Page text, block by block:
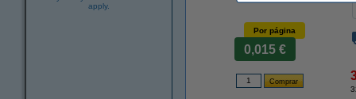
apply.
Por página
0,015 €